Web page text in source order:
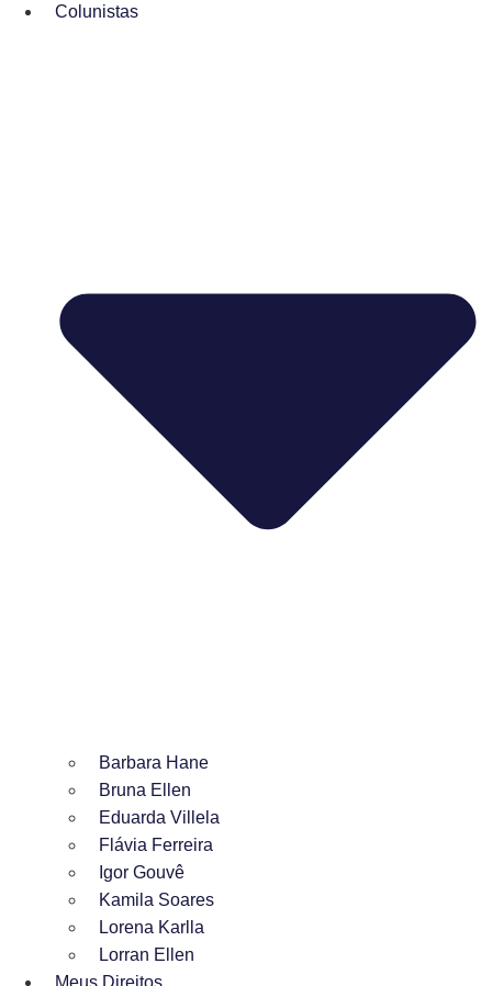
Colunistas
Barbara Hane
Bruna Ellen
Eduarda Villela
Flávia Ferreira
Igor Gouvê
Kamila Soares
Lorena Karlla
Lorran Ellen